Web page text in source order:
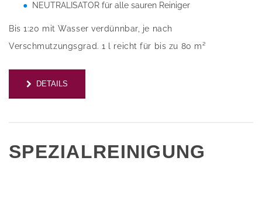
NEUTRALISATOR für alle sauren Reiniger
Bis 1:20 mit Wasser verdünnbar, je nach
Verschmutzungsgrad. 1 l reicht für bis zu 80 m²
DETAILS
SPEZIALREINIGUNG